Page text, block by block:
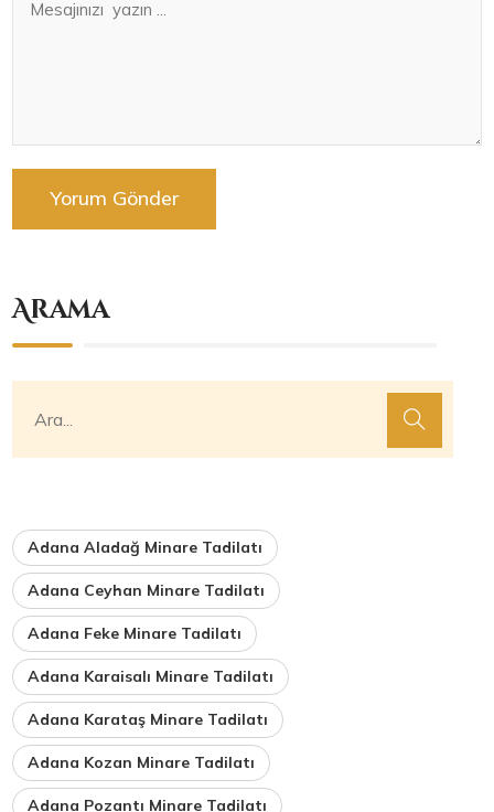
Arama
Adana Aladağ Minare Tadilatı
Adana Ceyhan Minare Tadilatı
Adana Feke Minare Tadilatı
Adana Karaisalı Minare Tadilatı
Adana Karataş Minare Tadilatı
Adana Kozan Minare Tadilatı
Adana Pozantı Minare Tadilatı